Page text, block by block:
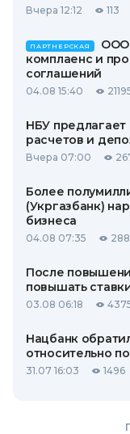
Вчера 12:12 113
ПАРТНЕРСКАЯ
ООО
комплаенс и
соглашений
04.08 15:40
НБУ предлагает
расчетов и
Вчера 07:00
Более
(Укргазбанк)
бизнеса
04.08 07:35
После
повышать
03.08 06:18
Нацбанк
относительно
31.07 16:03 1496